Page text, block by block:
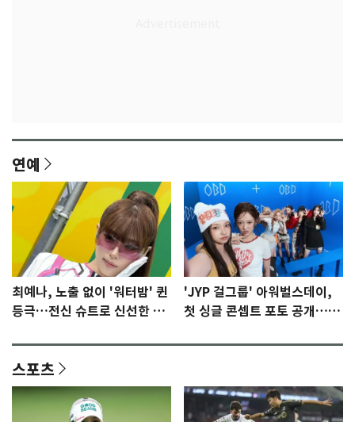
연예
최예나, 노출 없이 '워터밤' 퀸
등극…전신 슈트로 신선한 충
'JYP 걸그룹' 아워벌스데이,
첫 싱글 콘셉트 포토 공개…청
스포츠